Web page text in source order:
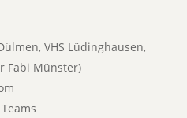
VHS Lüdinghausen,
Fabi Münster)